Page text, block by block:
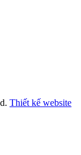
Thiết kế website